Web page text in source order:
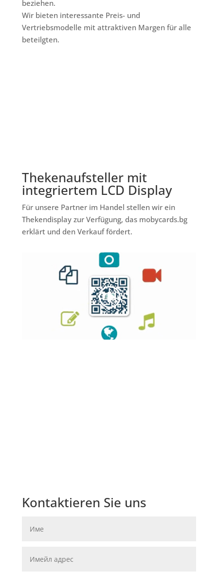
beziehen.
Wir bieten interessante Preis- und
Vertriebsmodelle mit attraktiven Margen für alle
beteilgten.
Thekenaufsteller mit
integriertem LCD Display
Für unsere Partner im Handel stellen wir ein
Thekendisplay zur Verfügung, das mobycards.bg
erklärt und den Verkauf fördert.
Kontaktieren Sie uns